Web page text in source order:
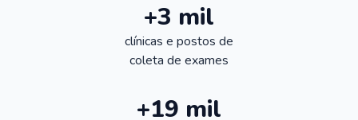
+3 mil
clínicas e postos de
coleta de exames
+19 mil